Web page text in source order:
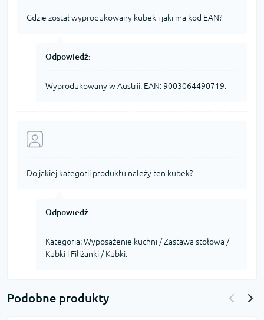
Gdzie został wyprodukowany kubek i jaki ma kod EAN?
Odpowiedź:
Wyprodukowany w Austrii. EAN: 9003064490719.
Do jakiej kategorii produktu należy ten kubek?
Odpowiedź:
Kategoria: Wyposażenie kuchni / Zastawa stołowa /
Kubki i Filiżanki / Kubki.
Podobne produkty